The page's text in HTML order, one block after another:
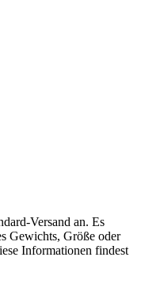
Versand an. Es
Gewichts, Größe oder
Informationen findest